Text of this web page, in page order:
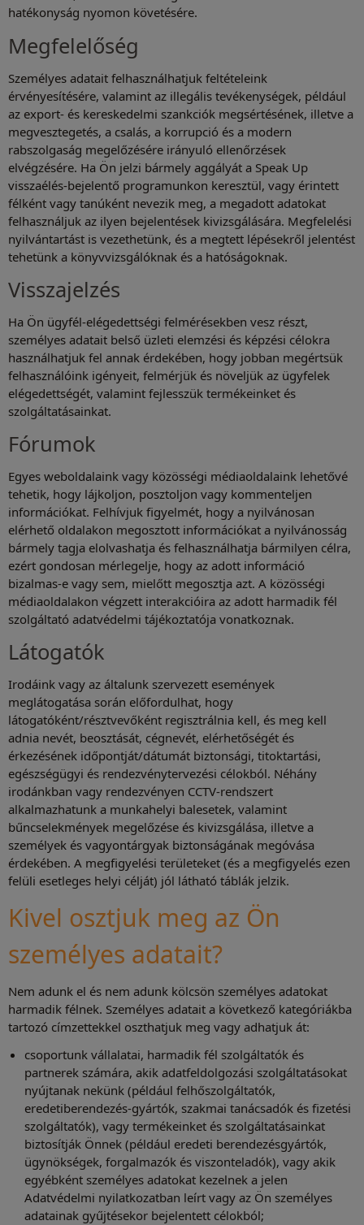
hatékonyság nyomon követésére.
Megfelelőség
Személyes adatait felhasználhatjuk feltételeink
érvényesítésére, valamint az illegális tevékenységek, például
az export- és kereskedelmi szankciók megsértésének, illetve a
megvesztegetés, a csalás, a korrupció és a modern
rabszolgaság megelőzésére irányuló ellenőrzések
elvégzésére. Ha Ön jelzi bármely aggályát a Speak Up
visszaélés-bejelentő programunkon keresztül, vagy érintett
félként vagy tanúként nevezik meg, a megadott adatokat
felhasználjuk az ilyen bejelentések kivizsgálására. Megfelelési
nyilvántartást is vezethetünk, és a megtett lépésekről jelentést
tehetünk a könyvvizsgálóknak és a hatóságoknak.
Visszajelzés
Ha Ön ügyfél-elégedettségi felmérésekben vesz részt,
személyes adatait belső üzleti elemzési és képzési célokra
használhatjuk fel annak érdekében, hogy jobban megértsük
felhasználóink igényeit, felmérjük és növeljük az ügyfelek
elégedettségét, valamint fejlesszük termékeinket és
szolgáltatásainkat.
Fórumok
Egyes weboldalaink vagy közösségi médiaoldalaink lehetővé
tehetik, hogy lájkoljon, posztoljon vagy kommenteljen
információkat. Felhívjuk figyelmét, hogy a nyilvánosan
elérhető oldalakon megosztott információkat a nyilvánosság
bármely tagja elolvashatja és felhasználhatja bármilyen célra,
ezért gondosan mérlegelje, hogy az adott információ
bizalmas-e vagy sem, mielőtt megosztja azt. A közösségi
médiaoldalakon végzett interakcióira az adott harmadik fél
szolgáltató adatvédelmi tájékoztatója vonatkoznak.
Látogatók
Irodáink vagy az általunk szervezett események
meglátogatása során előfordulhat, hogy
látogatóként/résztvevőként regisztrálnia kell, és meg kell
adnia nevét, beosztását, cégnevét, elérhetőségét és
érkezésének időpontját/dátumát biztonsági, titoktartási,
egészségügyi és rendezvénytervezési célokból. Néhány
irodánkban vagy rendezvényen CCTV-rendszert
alkalmazhatunk a munkahelyi balesetek, valamint
bűncselekmények megelőzése és kivizsgálása, illetve a
személyek és vagyontárgyak biztonságának megóvása
érdekében. A megfigyelési területeket (és a megfigyelés ezen
felüli esetleges helyi célját) jól látható táblák jelzik.
Kivel osztjuk meg az Ön
személyes adatait?
Nem adunk el és nem adunk kölcsön személyes adatokat
harmadik félnek. Személyes adatait a következő kategóriákba
tartozó címzettekkel oszthatjuk meg vagy adhatjuk át:
csoportunk vállalatai, harmadik fél szolgáltatók és
partnerek számára, akik adatfeldolgozási szolgáltatásokat
nyújtanak nekünk (például felhőszolgáltatók,
eredetiberendezés-gyártók, szakmai tanácsadók és fizetési
szolgáltatók), vagy termékeinket és szolgáltatásainkat
biztosítják Önnek (például eredeti berendezésgyártók,
ügynökségek, forgalmazók és viszonteladók), vagy akik
egyébként személyes adatokat kezelnek a jelen
Adatvédelmi nyilatkozatban leírt vagy az Ön személyes
adatainak gyűjtésekor bejelentett célokból;